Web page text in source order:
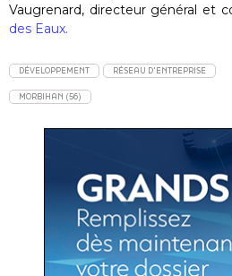
Vaugrenard, directeur général et
des Eaux.
DÉVELOPPEMENT RÉSEAU D'ENTREPRISE
MORBIHAN (56)